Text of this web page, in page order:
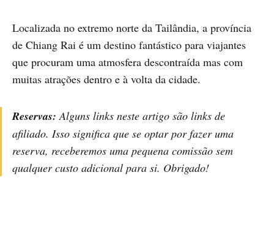
Localizada no extremo norte da Tailândia, a província
de Chiang Rai é um destino fantástico para viajantes
que procuram uma atmosfera descontraída mas com
muitas atrações dentro e à volta da cidade.
Reservas: Alguns links neste artigo são links de
afiliado. Isso significa que se optar por fazer uma
reserva, receberemos uma pequena comissão sem
qualquer custo adicional para si. Obrigado!